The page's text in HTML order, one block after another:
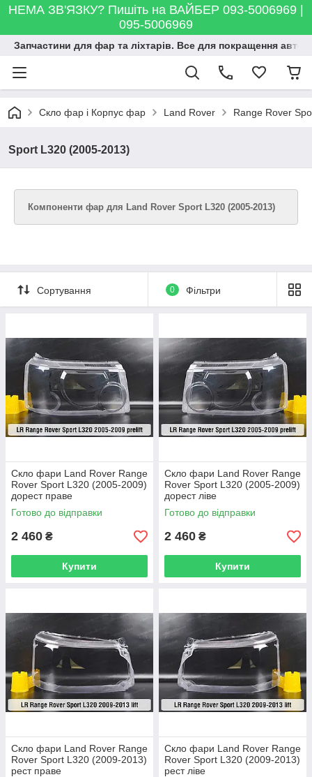
НЕМА ЗВ'ЯЗКУ? Пишіть на ВАЙБЕР 093-5006969 |
095-5006969
Запчастини для фар та ліхтарів. Все для покращення
Скло фар і Корпус фар Land Rover Range Rover
Sport L320 (2005-2013)
Компоненти фар для Land Rover Sport L320 (2005-2013)
Сортування 0 Фільтри
Скло фари Land Rover Range
Rover Sport L320 (2005-2009)
дорест праве
Готово до відправки
2 460 ₴
Купити
Скло фари Land Rover Range
Rover Sport L320 (2005-2009)
дорест ліве
Готово до відправки
2 460 ₴
Купити
Скло фари Land Rover Range
Rover Sport L320 (2009-2013)
рест праве
Скло фари Land Rover Range
Rover Sport L320 (2009-2013)
рест ліве